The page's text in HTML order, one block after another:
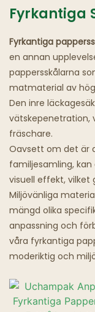
Buffé
Matvagnar
Bageri
Fet Sked
Fyrkantiga
Fyrkantiga
en annan
pappersskålarna
matmaterial av
Den inre
vätskepenetration,
fräschare.
Oavsett om det är
familjesamling,
visuell effekt,
Miljövänliga
mängd olika
anpassning och
våra fyrkantiga
moderiktig och